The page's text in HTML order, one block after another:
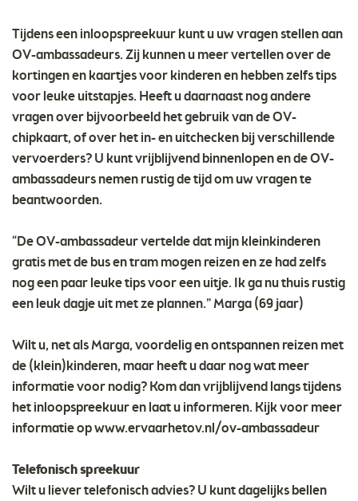
Tijdens een inloopspreekuur kunt u uw vragen stellen aan
OV-ambassadeurs. Zij kunnen u meer vertellen over de
kortingen en kaartjes voor kinderen en hebben zelfs tips
voor leuke uitstapjes. Heeft u daarnaast nog andere
vragen over bijvoorbeeld het gebruik van de OV-
chipkaart, of over het in- en uitchecken bij verschillende
vervoerders? U kunt vrijblijvend binnenlopen en de OV-
ambassadeurs nemen rustig de tijd om uw vragen te
beantwoorden.
“De OV-ambassadeur vertelde dat mijn kleinkinderen
gratis met de bus en tram mogen reizen en ze had zelfs
nog een paar leuke tips voor een uitje. Ik ga nu thuis rustig
een leuk dagje uit met ze plannen.” Marga (69 jaar)
Wilt u, net als Marga, voordelig en ontspannen reizen met
de (klein)kinderen, maar heeft u daar nog wat meer
informatie voor nodig? Kom dan vrijblijvend langs tijdens
het inloopspreekuur en laat u informeren. Kijk voor meer
informatie op www.ervaarhetov.nl/ov-ambassadeur
Telefonisch spreekuur
Wilt u liever telefonisch advies? U kunt dagelijks bellen